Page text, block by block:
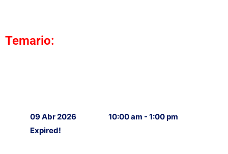
Temario:
09 Abr 2026
Expired!
10:00 am - 1:00 pm